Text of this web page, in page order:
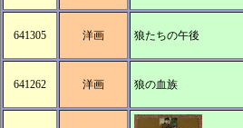
641305 洋画 狼たちの午後
641262 洋画 狼の血族